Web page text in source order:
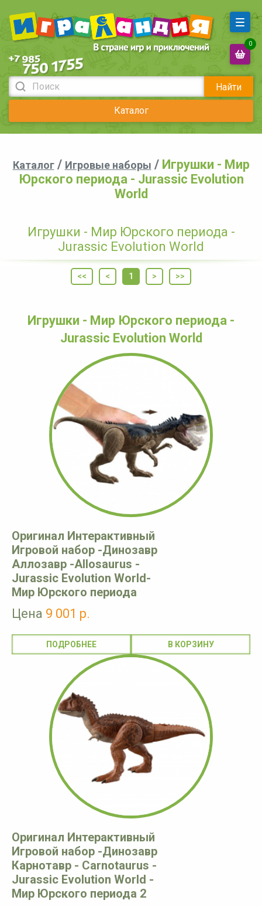
Найти
Каталог
0
Каталог/ Игровые наборы / Игрушки - Мир
Юрского периода - Jurassic Evolution
World
Игрушки - Мир Юрского периода -
Jurassic Evolution World
<< < 1 > >>
Игрушки - Мир Юрского периода -
Jurassic Evolution World
Оригинал Интерактивный
Игровой набор -Динозавр
Аллозавр -Allosaurus -
Jurassic Evolution World-
Мир Юрского периода
Цена 9 001 р.
ПОДРОБНЕЕ
Оригинал Интерактивный
Игровой набор -Динозавр
Карнотавр - Carnotaurus -
Jurassic Evolution World -
Мир Юрского периода 2